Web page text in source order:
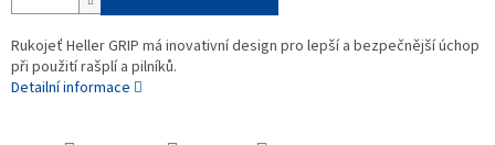
Rukojeť Heller GRIP má inovativní design pro lepší a bezpečnější úchop
při použití rašplí a pilníků.
Detailní informace